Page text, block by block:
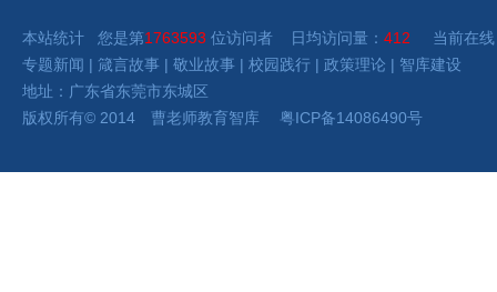
本站统计 您是第1763593 位访问者 日均访问量： 412 当前在线
专题新闻 | 箴言故事 | 敬业故事 | 校园践行 | 政策理论 | 智库建设
地址：广东省东莞市东城区
版权所有© 2014 曹老师教育智库 粤ICP备14086490号